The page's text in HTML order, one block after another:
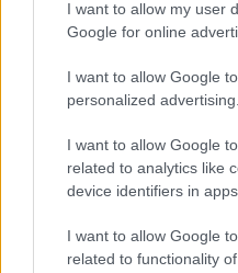
I want to allow my user
Google for online
I want to allow Google
personalized advertising.
I want to allow Google
related to analytics like
device identifiers in apps.
I want to allow Google
related to functionality
Lucía Herrera · 6 Ago 2026